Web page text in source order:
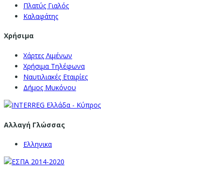
Πλατύς Γιαλός
Καλαφάτης
Χρήσιμα
Χάρτες Λιμένων
Χρήσιμα Τηλέφωνα
Ναυτιλιακές Εταιρίες
Δήμος Μυκόνου
Αλλαγή Γλώσσας
Ελληνικα